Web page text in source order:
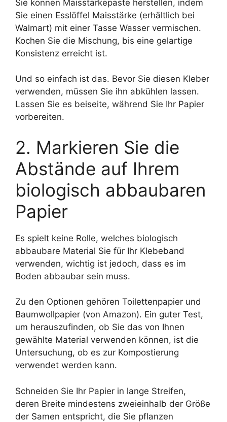
Sie können Maisstärkepaste herstellen, indem
Sie einen Esslöffel Maisstärke (erhältlich bei
Walmart) mit einer Tasse Wasser vermischen.
Kochen Sie die Mischung, bis eine gelartige
Konsistenz erreicht ist.
Und so einfach ist das. Bevor Sie diesen Kleber
verwenden, müssen Sie ihn abkühlen lassen.
Lassen Sie es beiseite, während Sie Ihr Papier
vorbereiten.
2. Markieren Sie die
Abstände auf Ihrem
biologisch abbaubaren
Papier
Es spielt keine Rolle, welches biologisch
abbaubare Material Sie für Ihr Klebeband
verwenden, wichtig ist jedoch, dass es im
Boden abbaubar sein muss.
Zu den Optionen gehören Toilettenpapier und
Baumwollpapier (von Amazon). Ein guter Test,
um herauszufinden, ob Sie das von Ihnen
gewählte Material verwenden können, ist die
Untersuchung, ob es zur Kompostierung
verwendet werden kann.
Schneiden Sie Ihr Papier in lange Streifen,
deren Breite mindestens zweieinhalb der Größe
der Samen entspricht, die Sie pflanzen